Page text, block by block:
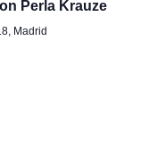
Perla Krauze
Madrid